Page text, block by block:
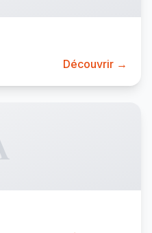
Découvrir →